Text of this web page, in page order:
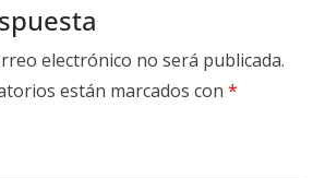
electrónico no será publicada.
están marcados con *